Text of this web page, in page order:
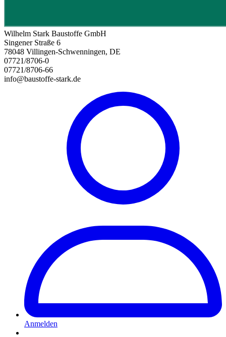
Wilhelm Stark Baustoffe GmbH
Singener Straße 6
78048 Villingen-Schwenningen, DE
07721/8706-0
07721/8706-66
info@baustoffe-stark.de
Anmelden